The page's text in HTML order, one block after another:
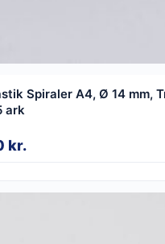
Spiraler A4, Ø 14 mm,
ark
kr.